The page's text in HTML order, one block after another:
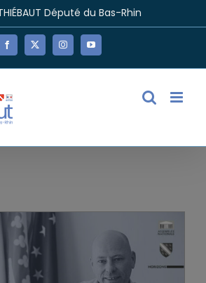
Député du Bas-Rhin
Facebook
X InstagramYouTube